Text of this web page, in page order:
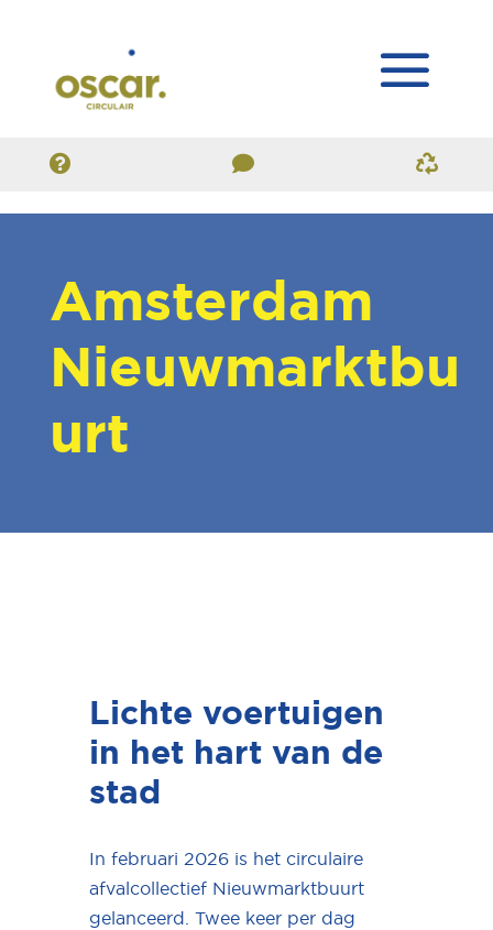
Amsterdam
Nieuwmarktbu
urt
Lichte voertuigen
in het hart van de
stad
In februari 2026 is het circulaire
afvalcollectief Nieuwmarktbuurt
gelanceerd. Twee keer per dag